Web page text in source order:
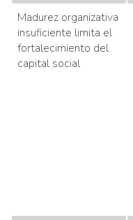
Madurez organizativa
insuficiente limita el
fortalecimiento del
capital social